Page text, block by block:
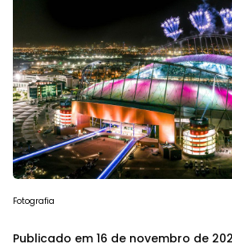
Fotografia
Publicado em 16 de novembro de